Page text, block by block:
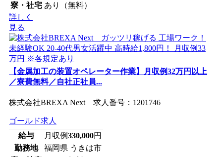
寮・社宅 あり（無料）
詳しく
見る
【金属加工の装置オペレーター作業】月収例32万円以上
／寮費無料／自社正社員...
株式会社BREXA Next 求人番号：1201746
ゴールド求人
給与
月収例330,000円
勤務地
福岡県 うきは市